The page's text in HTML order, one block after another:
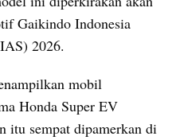
Gaikindo Indonesia
2026.
mobil
Honda Super EV
itu sempat dipamerkan di